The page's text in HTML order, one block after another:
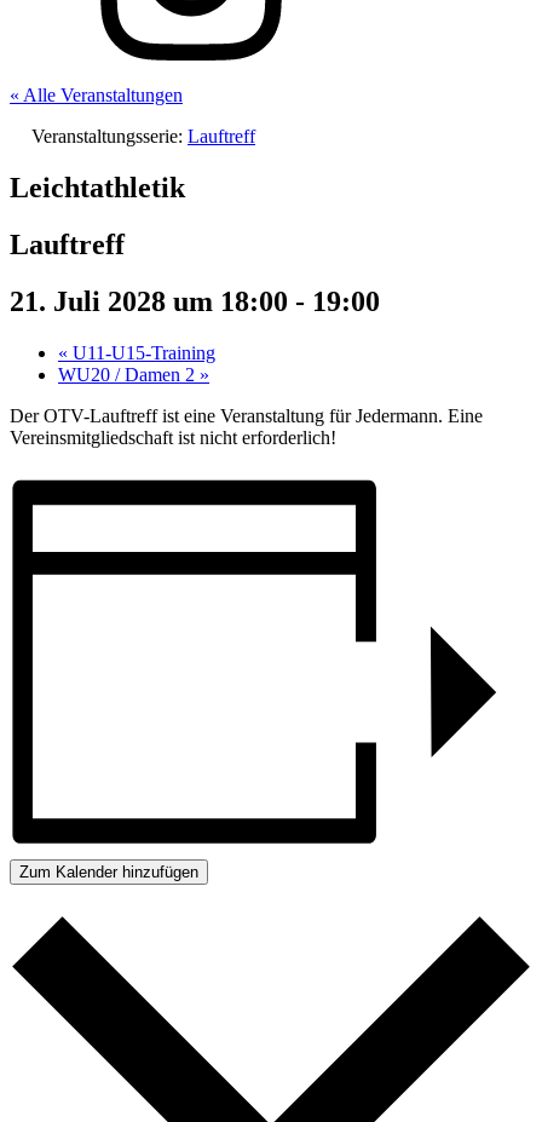
« Alle Veranstaltungen
Veranstaltungsserie: Lauftreff
Leichtathletik
Lauftreff
21. Juli 2028 um 18:00 - 19:00
« U11-U15-Training
WU20 / Damen 2 »
Der OTV-Lauftreff ist eine Veranstaltung für Jedermann. Eine
Vereinsmitgliedschaft ist nicht erforderlich!
Zum Kalender hinzufügen